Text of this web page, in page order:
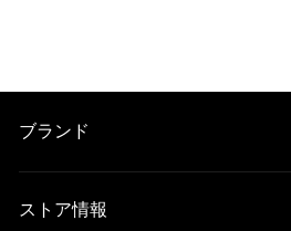
ブランド
ストア情報